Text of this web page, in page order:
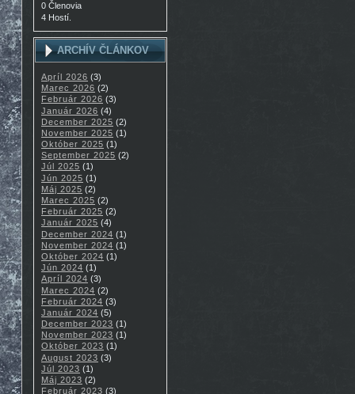
0 Členovia
4 Hostí.
ARCHÍV ČLÁNKOV
Apríl 2026 (3)
Marec 2026 (2)
Február 2026 (3)
Január 2026 (4)
December 2025 (2)
November 2025 (1)
Október 2025 (1)
September 2025 (2)
Júl 2025 (1)
Jún 2025 (1)
Máj 2025 (2)
Marec 2025 (2)
Február 2025 (2)
Január 2025 (4)
December 2024 (1)
November 2024 (1)
Október 2024 (1)
Jún 2024 (1)
Apríl 2024 (3)
Marec 2024 (2)
Február 2024 (3)
Január 2024 (5)
December 2023 (1)
November 2023 (1)
Október 2023 (1)
August 2023 (3)
Júl 2023 (1)
Máj 2023 (2)
Február 2023 (3)